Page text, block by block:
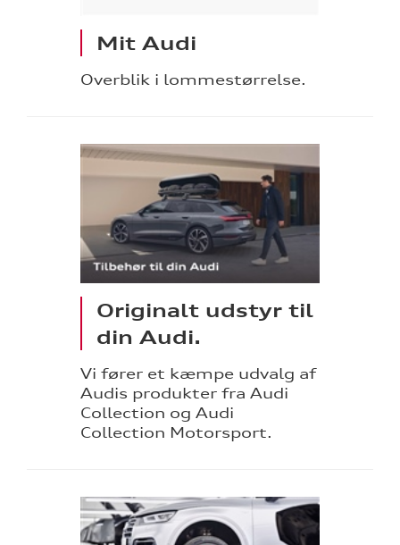
Mit Audi
Overblik i lommestørrelse.
Originalt udstyr til
din Audi.
Vi fører et kæmpe udvalg af
Audis produkter fra Audi
Collection og Audi
Collection Motorsport.